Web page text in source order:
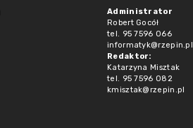
Administrator
Robert Gocół
tel. 95 7596 066
informatyk@rzepin.pl
Redaktor:
Katarzyna Misztak
tel. 95 7596 082
kmisztak@rzepin.pl